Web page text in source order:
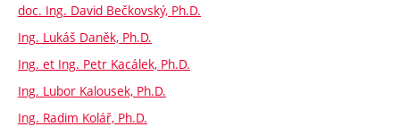
doc. Ing. David Bečkovský, Ph.D.
Ing. Lukáš Daněk, Ph.D.
Ing. et Ing. Petr Kacálek, Ph.D.
Ing. Lubor Kalousek, Ph.D.
Ing. Radim Kolář, Ph.D.